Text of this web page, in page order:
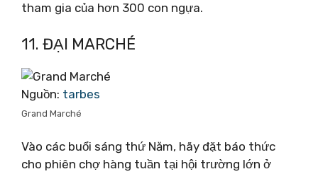
tham gia của hơn 300 con ngựa.
11. ĐẠI MARCHÉ
Nguồn: tarbes
Grand Marché
Vào các buổi sáng thứ Năm, hãy đặt báo thức
cho phiên chợ hàng tuần tại hội trường lớn ở